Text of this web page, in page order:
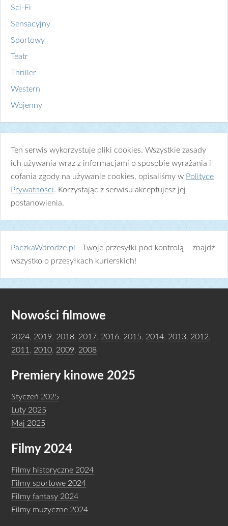
Sci-Fi
Sensacyjny
Sportowy
Teatr
Thriller
Western
Wojenny
Ten serwis wykorzystuje pliki cookies. Wszystkie zasady
ich używania wraz z informacjami o sposobie wyrażania i
cofania zgody na używanie cookies, opisaliśmy w Polityce
Prywatności. Korzystając z serwisu akceptujesz jej
postanowienia.
PaczkaWdrodze.pl
- Twoje przesyłki pod kontrolą – znajdź
wszystko o przesyłkach kurierskich!
Nowości filmowe
2024 2019 2018 2017 2016 2015 2014 2013 2012
2011
2010 2009 2008
Premiery kinowe 2025
Styczeń 2025
Luty 2025
Maj 2025
Filmy 2024
Filmy historyczne 2024
Filmy sportowe 2024
Filmy fantasy 2024
Filmy muzyczne 2024